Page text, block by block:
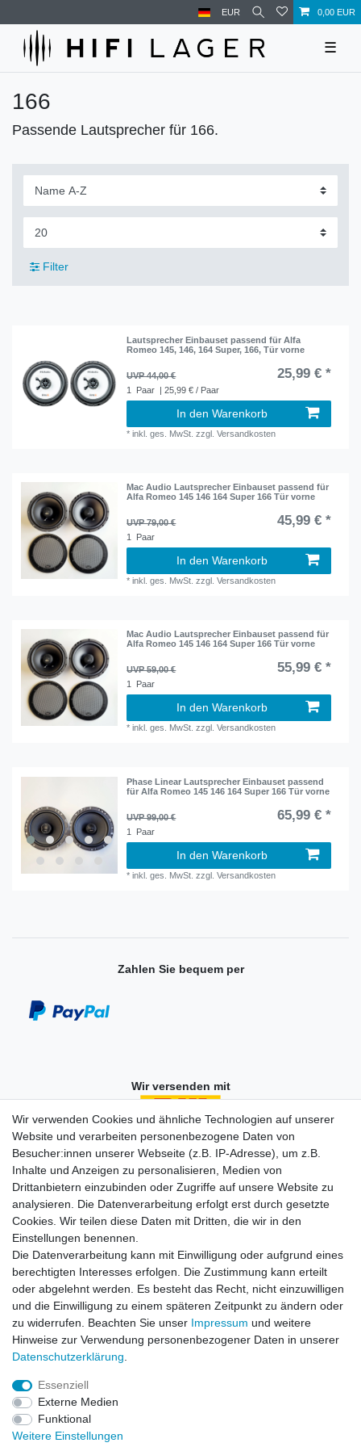
EUR 0,00 EUR
☰
166
Passende Lautsprecher für 166.
Filter
Lautsprecher Einbauset passend für Alfa
Romeo 145, 146, 164 Super, 166, Tür vorne
UVP 44,00 € 25,99 € *
1 Paar | 25,99 € / Paar
In den Warenkorb
*inkl. ges. MwSt. zzgl.Versandkosten
Mac Audio Lautsprecher Einbauset passend für
Alfa Romeo 145 146 164 Super 166 Tür vorne
UVP 79,00 € 45,99 € *
1 Paar
In den Warenkorb
*inkl. ges. MwSt. zzgl.Versandkosten
Mac Audio Lautsprecher Einbauset passend für
Alfa Romeo 145 146 164 Super 166 Tür vorne
UVP 59,00 € 55,99 € *
1 Paar
In den Warenkorb
*inkl. ges. MwSt. zzgl.Versandkosten
Phase Linear Lautsprecher Einbauset passend
für Alfa Romeo 145 146 164 Super 166 Tür vorne
UVP 99,00 € 65,99 € *
1 Paar
In den Warenkorb
*inkl. ges. MwSt. zzgl.Versandkosten
Zahlen Sie bequem per
Wir versenden mit
Einkaufen
Zahlungsarten
Versandarten & -kosten
Widerrufsrecht
Warenkorb
Zur Kasse
Vertrag widerrufen
Mein Konto
Registrieren
Unternehmen
Wir verwenden Cookies und ähnliche Technologien auf unserer
Website und verarbeiten personenbezogene Daten von
Besucher:innen unserer Webseite (z.B. IP-Adresse), um z.B.
Inhalte und Anzeigen zu personalisieren, Medien von
Drittanbietern einzubinden oder Zugriffe auf unsere Website zu
analysieren. Die Datenverarbeitung erfolgt erst durch gesetzte
Cookies. Wir teilen diese Daten mit Dritten, die wir in den
Einstellungen benennen.
Die Datenverarbeitung kann mit Einwilligung oder aufgrund eines
berechtigten Interesses erfolgen. Die Zustimmung kann erteilt
oder abgelehnt werden. Es besteht das Recht, nicht einzuwilligen
und die Einwilligung zu einem späteren Zeitpunkt zu ändern oder
zu widerrufen. Beachten Sie unser Impressum und weitere
Hinweise zur Verwendung personenbezogener Daten in unserer
Daten­schutz­erklärung
Essenziell
Externe Medien
Funktional
Weitere Einstellungen